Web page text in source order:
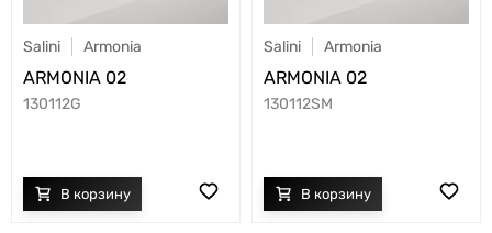
Salini Armonia
ARMONIA 02
130112G
Salini Armonia
ARMONIA 02
130112SM